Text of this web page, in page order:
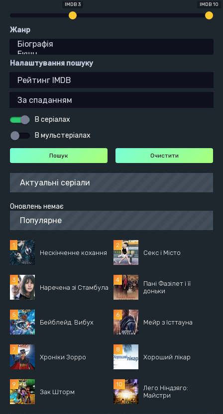
IMDB 3 IMDB 10
Жанр
Налаштування пошуку
В серіалах
В мульстеріалах
Актуальні серіали
Оновлень немає
Популярне
Нескінченне кохання Секс і Місто
Наречена зі Стамбула
Пані Фазілет і її
доньки
Бейблейд. Вибух Мейр з Істтауна
Хроніки Зорро Хороший лікар
Зак Шторм
Лего Ніндзяго:
Майстри